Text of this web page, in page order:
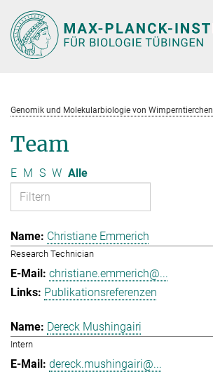
Hauptinhalt
Genomik und Molekularbiologie von Wimperntierchen
Team
E M S W Alle
Christiane Emmerich
Research Technician
christiane.emmerich@...
Publikationsreferenzen
Dereck Mushingairi
Intern
dereck.mushingairi@...